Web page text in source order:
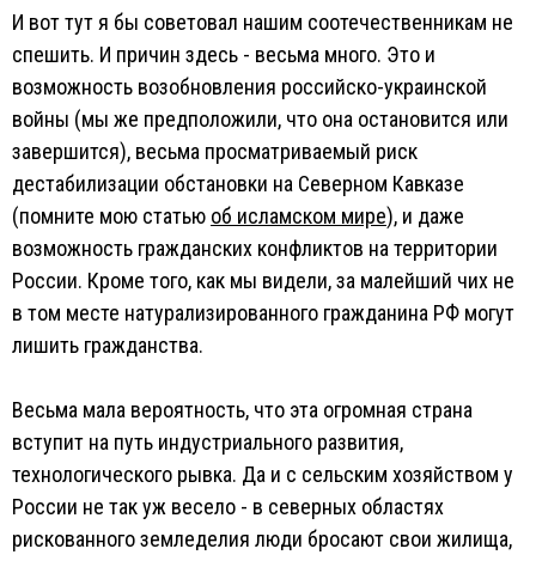
И вот тут я бы советовал нашим соотечественникам не
спешить. И причин здесь - весьма много. Это и
возможность возобновления российско-украинской
войны (мы же предположили, что она остановится или
завершится), весьма просматриваемый риск
дестабилизации обстановки на Северном Кавказе
(помните мою статью об исламском мире), и даже
возможность гражданских конфликтов на территории
России. Кроме того, как мы видели, за малейший чих не
в том месте натурализированного гражданина РФ могут
лишить гражданства.
Весьма мала вероятность, что эта огромная страна
вступит на путь индустриального развития,
технологического рывка. Да и с сельским хозяйством у
России не так уж весело - в северных областях
рискованного земледелия люди бросают свои жилища,